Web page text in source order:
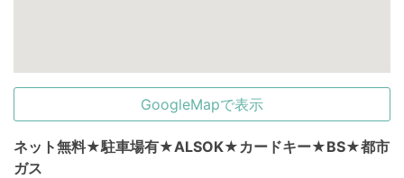
GoogleMapで表示
ネット無料★駐車場有★ALSOK★カードキー★BS★都市
ガス